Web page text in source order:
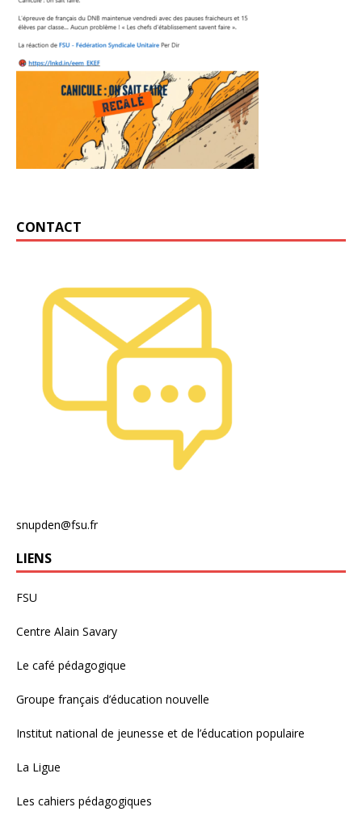
CONTACT
snupden@fsu.fr
LIENS
FSU
Centre Alain Savary
Le café pédagogique
Groupe français d’éducation nouvelle
Institut national de jeunesse et de l’éducation populaire
La Ligue
Les cahiers pédagogiques